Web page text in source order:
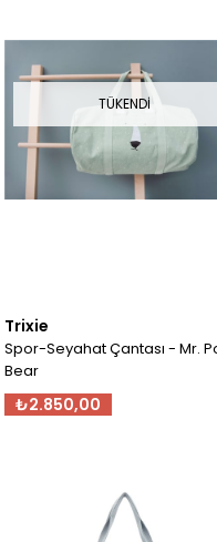
TÜKENDI
Trixie
Spor-Seyahat Çantası - Mr.
Bear
₺2.850,00